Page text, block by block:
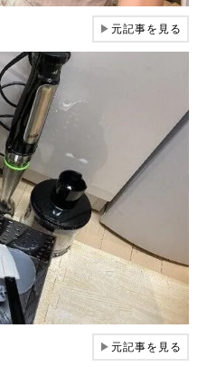
▶元記事を見る
▶元記事を見る